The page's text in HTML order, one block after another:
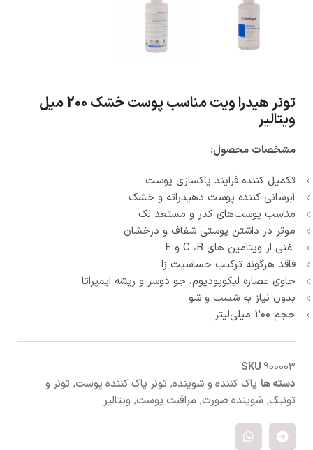
تونر هیدرا ویت مناسب پوست خشک 200 میل
ویتالیر
مشخصات محصول:
تکمیل کننده فرایند پاکسازی پوست
آبرسانی کننده پوست دهیدراته و خشک
مناسب پوست‌های کدر و مستعد لک
موثر در داشتن پوستی شفاف و درخشان
غنی از ویتامین های C ،B و E
فاقد هرگونه ترکیب حساسیت زا
حاوی عصاره لیکوپودیوم، جو دوسر و ریشه ایمپراتا
بدون نیاز به شست و شو
حجم 200 میلی‌لیتر
SKU900003
دسته ها پاک کننده و شوینده, تونر پاک کننده پوست, تونر و
تونیک, شوینده صورت, مراقبت پوست, ویتالیر